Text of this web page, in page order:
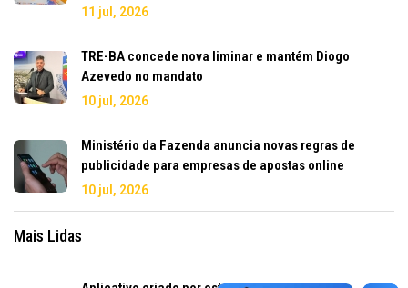
11 jul, 2026
TRE-BA concede nova liminar e mantém Diogo
Azevedo no mandato
10 jul, 2026
Ministério da Fazenda anuncia novas regras de
publicidade para empresas de apostas online
10 jul, 2026
Mais Lidas